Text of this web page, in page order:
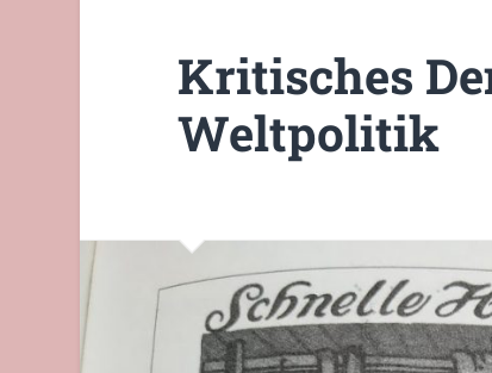
Kritisches
Weltpolitik